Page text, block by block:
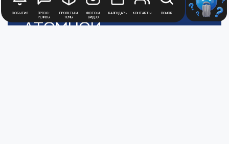
События
Пресс-
релизы
Проекты и
темы
Фото и
видео
Календарь Контакты Поиск
Медиацентр
Атомной